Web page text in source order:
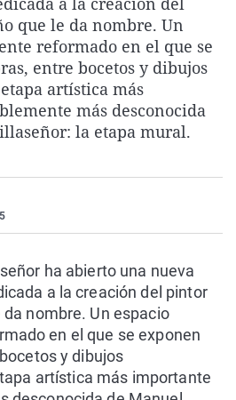
La rosa de los vientos
Gente viajera
Como el perro y el
Caso
Retornados
Equipo de
Operación Viuda
Extremadura
Galicia
La Rioja
Navarra
País Vasco
Virales
Televisión
Elecciones
que le da nombre. Un
reformado en el que se
entre bocetos y dibujos
artística más
más desconocida
la etapa mural.
ha abierto una nueva
a la creación del pintor
nombre. Un espacio
en el que se exponen
y dibujos
artística más importante